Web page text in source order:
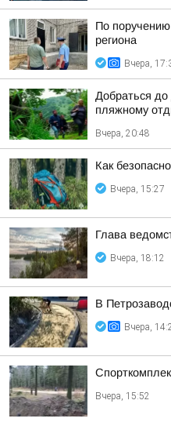
По
региона
Вчера,
Добраться
пляжному
Вчера, 20:48
Как
Вчера, 15:27
Глава
Вчера, 18:12
В
Вчера,
Вчера, 15:52